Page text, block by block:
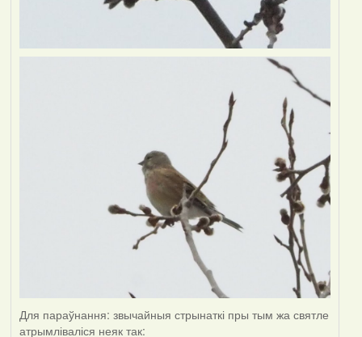
Для параўнання: звычайныя стрынаткі пры тым жа святле
атрымліваліся неяк так: